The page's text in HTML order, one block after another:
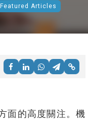
Featured Articles
面的高度關注。機